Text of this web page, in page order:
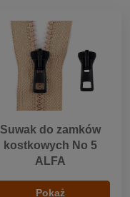
Suwak do zamków
kostkowych No 5
ALFA
Pokaż